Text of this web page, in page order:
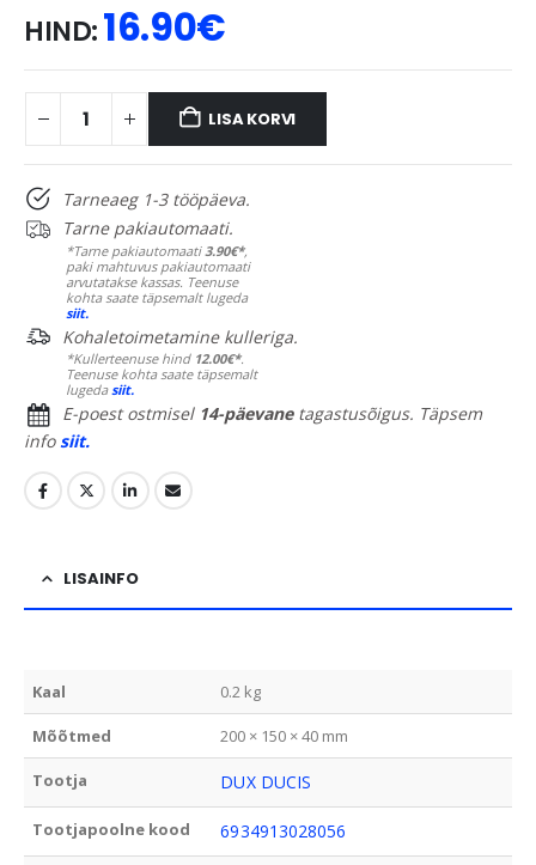
HIND:16.90€
LISA KORVI
Tarneaeg 1-3 tööpäeva.
Tarne pakiautomaati.
*Tarne pakiautomaati 3.90€*,
paki mahtuvus pakiautomaati
arvutatakse kassas. Teenuse
kohta saate täpsemalt lugeda
siit.
Kohaletoimetamine kulleriga.
*Kullerteenuse hind 12.00€*.
Teenuse kohta saate täpsemalt
lugedasiit.
E-poest ostmisel 14-päevanetagastusõigus. Täpsem
infosiit.
LISAINFO
Kaal 0.2 kg
Mõõtmed 200 × 150 × 40 mm
Tootja DUX DUCIS
Tootjapoolne kood 6934913028056